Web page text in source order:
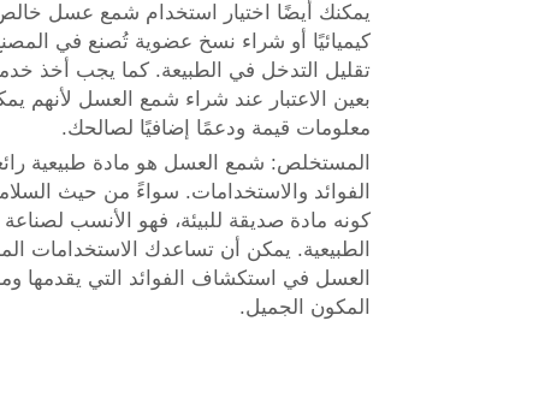
يمكنك أيضًا اختيار استخدام شمع عسل
كيميائيًا أو شراء نسخ عضوية تُصنع في
تقليل التدخل في الطبيعة. كما يجب أخذ
بعين الاعتبار عند شراء شمع العسل لأنهم
معلومات قيمة ودعمًا إضافيًا لصالحك.
المستخلص: شمع العسل هو مادة طبيعية
الفوائد والاستخدامات. سواءً من حيث
كونه مادة صديقة للبيئة، فهو الأنسب لصناعة
الطبيعية. يمكن أن تساعدك الاستخدامات
العسل في استكشاف الفوائد التي يقدمها
المكون الجميل.